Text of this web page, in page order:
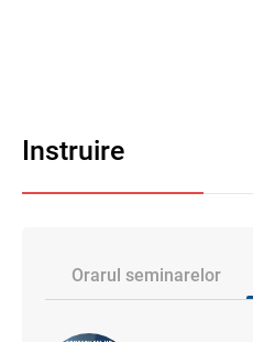
Instruire
Orarul seminarelor